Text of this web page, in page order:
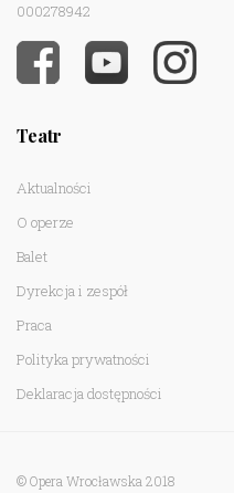
000278942
Teatr
Aktualności
O operze
Balet
Dyrekcja i zespół
Praca
Polityka prywatności
Deklaracja dostępności
© Opera Wrocławska 2018